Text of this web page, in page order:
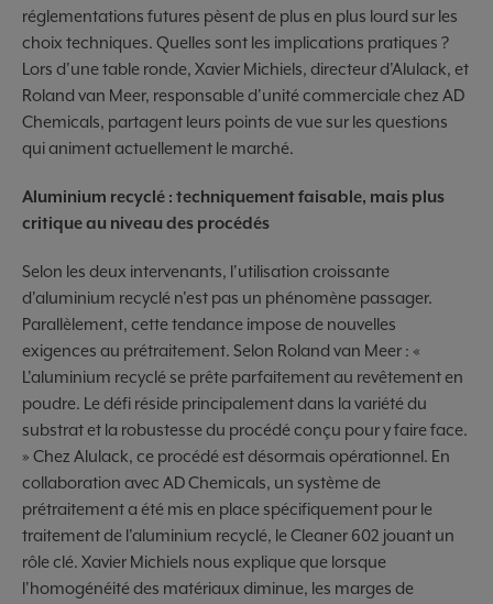
réglementations futures pèsent de plus en plus lourd sur les
choix techniques. Quelles sont les implications pratiques ?
Lors d'une table ronde, Xavier Michiels, directeur d'Alulack, et
Roland van Meer, responsable d'unité commerciale chez AD
Chemicals, partagent leurs points de vue sur les questions
qui animent actuellement le marché.
Aluminium recyclé : techniquement faisable, mais plus
critique au niveau des procédés
Selon les deux intervenants, l'utilisation croissante
d'aluminium recyclé n'est pas un phénomène passager.
Parallèlement, cette tendance impose de nouvelles
exigences au prétraitement. Selon Roland van Meer : «
L'aluminium recyclé se prête parfaitement au revêtement en
poudre. Le défi réside principalement dans la variété du
substrat et la robustesse du procédé conçu pour y faire face.
» Chez Alulack, ce procédé est désormais opérationnel. En
collaboration avec AD Chemicals, un système de
prétraitement a été mis en place spécifiquement pour le
traitement de l'aluminium recyclé, le Cleaner 602 jouant un
rôle clé. Xavier Michiels nous explique que lorsque
l'homogénéité des matériaux diminue, les marges de